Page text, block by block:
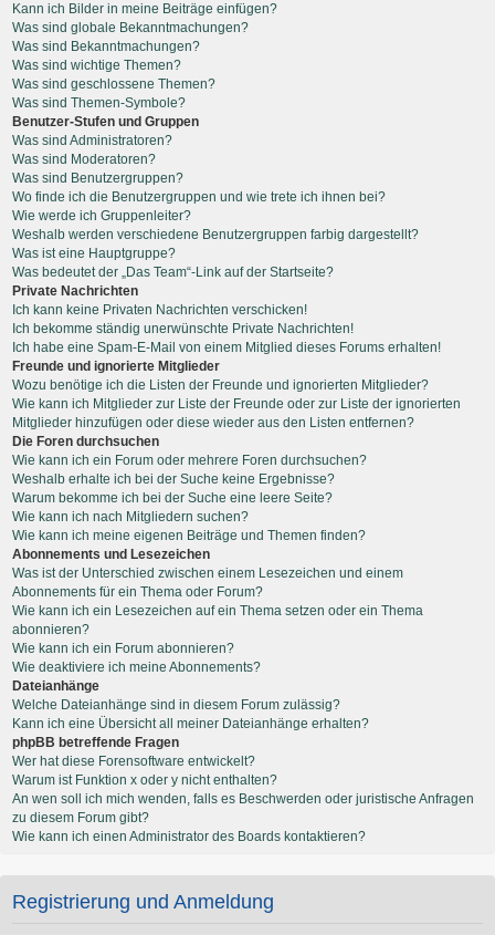
Kann ich Bilder in meine Beiträge einfügen?
Was sind globale Bekanntmachungen?
Was sind Bekanntmachungen?
Was sind wichtige Themen?
Was sind geschlossene Themen?
Was sind Themen-Symbole?
Benutzer-Stufen und Gruppen
Was sind Administratoren?
Was sind Moderatoren?
Was sind Benutzergruppen?
Wo finde ich die Benutzergruppen und wie trete ich ihnen bei?
Wie werde ich Gruppenleiter?
Weshalb werden verschiedene Benutzergruppen farbig dargestellt?
Was ist eine Hauptgruppe?
Was bedeutet der „Das Team“-Link auf der Startseite?
Private Nachrichten
Ich kann keine Privaten Nachrichten verschicken!
Ich bekomme ständig unerwünschte Private Nachrichten!
Ich habe eine Spam-E-Mail von einem Mitglied dieses Forums erhalten!
Freunde und ignorierte Mitglieder
Wozu benötige ich die Listen der Freunde und ignorierten Mitglieder?
Wie kann ich Mitglieder zur Liste der Freunde oder zur Liste der ignorierten
Mitglieder hinzufügen oder diese wieder aus den Listen entfernen?
Die Foren durchsuchen
Wie kann ich ein Forum oder mehrere Foren durchsuchen?
Weshalb erhalte ich bei der Suche keine Ergebnisse?
Warum bekomme ich bei der Suche eine leere Seite?
Wie kann ich nach Mitgliedern suchen?
Wie kann ich meine eigenen Beiträge und Themen finden?
Abonnements und Lesezeichen
Was ist der Unterschied zwischen einem Lesezeichen und einem
Abonnements für ein Thema oder Forum?
Wie kann ich ein Lesezeichen auf ein Thema setzen oder ein Thema
abonnieren?
Wie kann ich ein Forum abonnieren?
Wie deaktiviere ich meine Abonnements?
Dateianhänge
Welche Dateianhänge sind in diesem Forum zulässig?
Kann ich eine Übersicht all meiner Dateianhänge erhalten?
phpBB betreffende Fragen
Wer hat diese Forensoftware entwickelt?
Warum ist Funktion x oder y nicht enthalten?
An wen soll ich mich wenden, falls es Beschwerden oder juristische Anfragen
zu diesem Forum gibt?
Wie kann ich einen Administrator des Boards kontaktieren?
Registrierung und Anmeldung